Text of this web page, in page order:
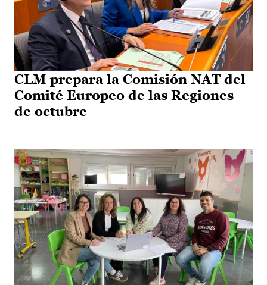
CLM prepara la Comisión NAT del
Comité Europeo de las Regiones
de octubre